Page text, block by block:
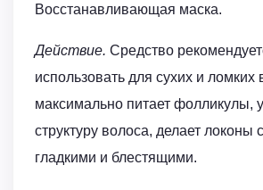
Восстанавливающая маска.
Действие. Средство
использовать для сухих и ломких
максимально питает фолликулы,
структуру волоса, делает локоны
гладкими и блестящими.